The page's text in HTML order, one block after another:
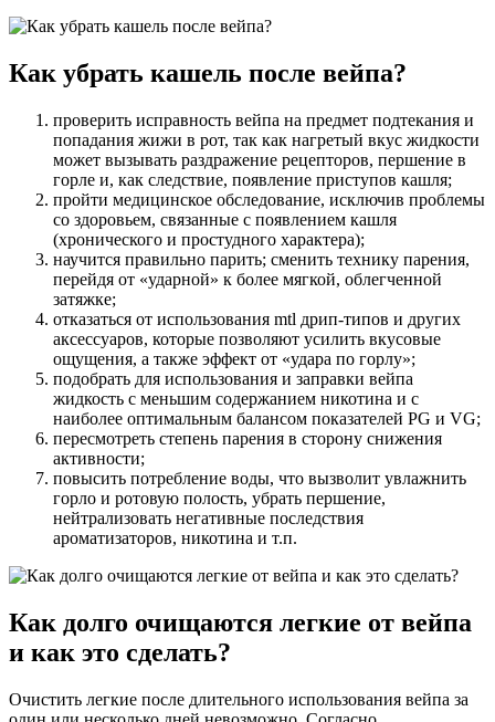
Как убрать кашель после вейпа?
проверить исправность вейпа на предмет подтекания и
попадания жижи в рот, так как нагретый вкус жидкости
может вызывать раздражение рецепторов, першение в
горле и, как следствие, появление приступов кашля;
пройти медицинское обследование, исключив проблемы
со здоровьем, связанные с появлением кашля
(хронического и простудного характера);
научится правильно парить; сменить технику парения,
перейдя от «ударной» к более мягкой, облегченной
затяжке;
отказаться от использования mtl дрип-типов и других
аксессуаров, которые позволяют усилить вкусовые
ощущения, а также эффект от «удара по горлу»;
подобрать для использования и заправки вейпа
жидкость с меньшим содержанием никотина и с
наиболее оптимальным балансом показателей PG и VG;
пересмотреть степень парения в сторону снижения
активности;
повысить потребление воды, что вызволит увлажнить
горло и ротовую полость, убрать першение,
нейтрализовать негативные последствия
ароматизаторов, никотина и т.п.
Как долго очищаются легкие от вейпа
и как это сделать?
Очистить легкие после длительного использования вейпа за